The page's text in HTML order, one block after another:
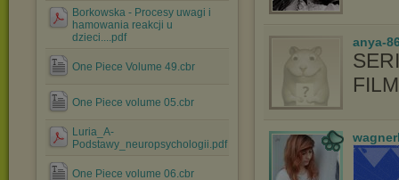
Borkowska - Procesy uwagi i
hamowania reakcji u
dzieci....pdf
One Piece Volume 49.cbr
One Piece volume 05.cbr
Luria_A-
Podstawy_neuropsychologii.pdf
One Piece volume 06.cbr
anya-